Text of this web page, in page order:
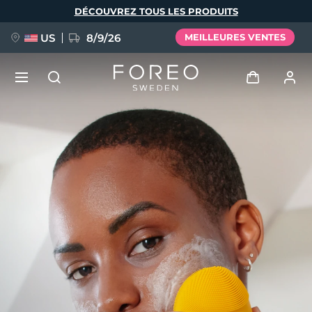
DÉCOUVREZ TOUS LES PRODUITS
US 8/9/26 MEILLEURES VENTES
Se connecter
Profil de l'utilisateur
Mes appareils
Mes commandes
Mes adresses
Mes abonnements
NOUVEAU
FAQ™ Pure Beauty-Tech Elixir
BREAKING NEWS
issa™ Teeth Whitening Set
Langue
English Deutsch
Español
Français
Italiano
Português
Svenska
Русский
Türkçe
简体中文 繁體中文